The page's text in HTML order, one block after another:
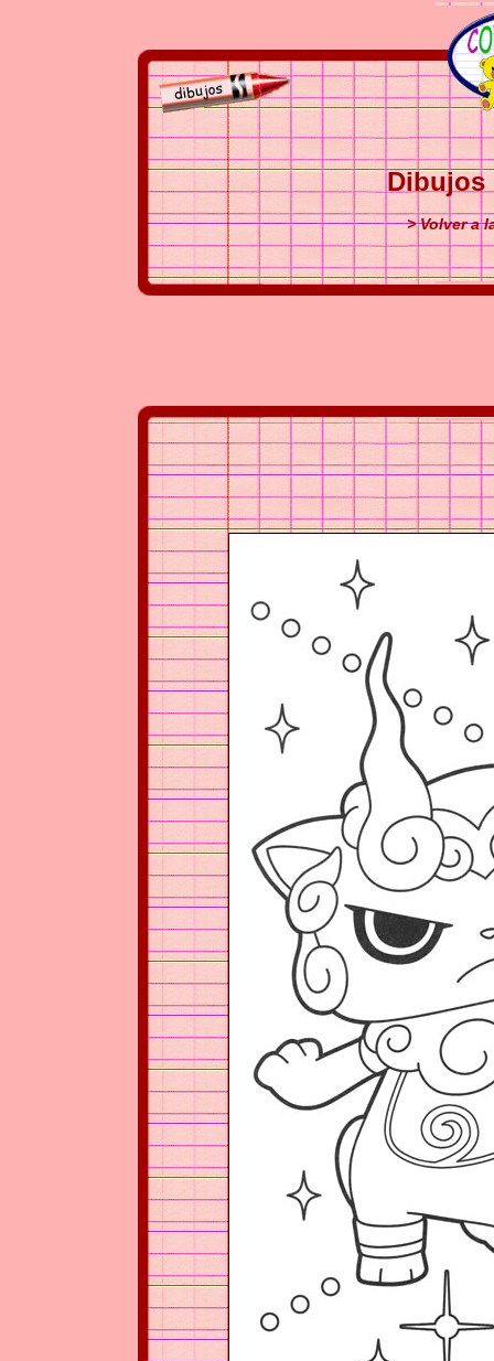
Dibujos
> Volver a